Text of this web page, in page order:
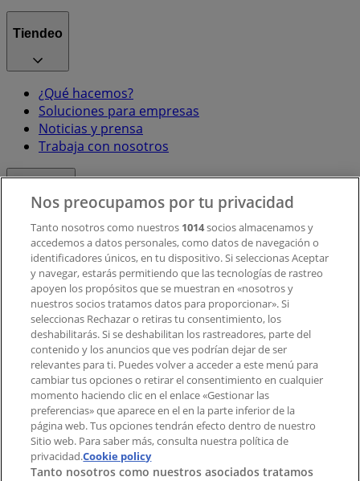
Tiendeo
¿Qué hacemos?
Soluciones para empresas
Noticias y prensa
Trabaja con nosotros
Contacto comercial y de marketing
Tienda mal colocada en el mapa
Notificar un folleto
¿Encontraste un problema en la web o en la
aplicación?
Índices
Marcas
Marcas locales
Negocios
Negocios cercanos
Nos preocupamos por tu privacidad
Tanto nosotros como nuestros 1014socios almacenamos y
accedemos a datos personales, como datos de navegación o
identificadores únicos, en tu dispositivo. Si seleccionas Aceptar
y navegar, estarás permitiendo que las tecnologías de rastreo
apoyen los propósitos que se muestran en «nosotros y
nuestros socios tratamos datos para proporcionar». Si
seleccionas Rechazar o retiras tu consentimiento, los
deshabilitarás. Si se deshabilitan los rastreadores, parte del
contenido y los anuncios que ves podrían dejar de ser
relevantes para ti. Puedes volver a acceder a este menú para
cambiar tus opciones o retirar el consentimiento en cualquier
momento haciendo clic en el enlace «Gestionar las
preferencias» que aparece en el en la parte inferior de la
página web. Tus opciones tendrán efecto dentro de nuestro
Sitio web. Para saber más, consulta nuestra política de
privacidad.Cookie policy
Tanto nosotros como nuestros asociados tratamos